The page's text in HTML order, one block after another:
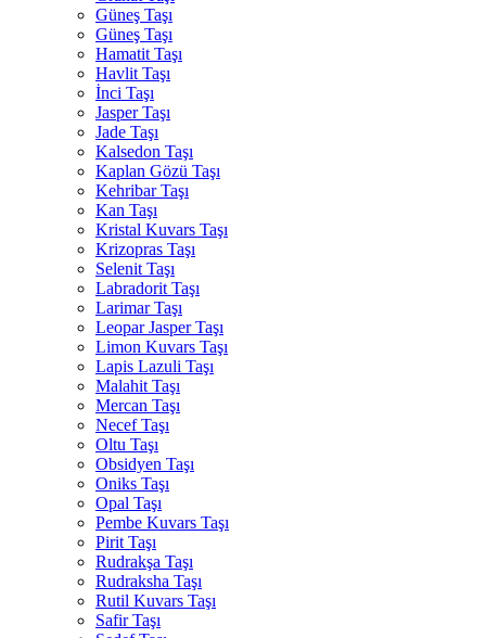
Güneş Taşı
Güneş Taşı
Hamatit Taşı
Havlit Taşı
İnci Taşı
Jasper Taşı
Jade Taşı
Kalsedon Taşı
Kaplan Gözü Taşı
Kehribar Taşı
Kan Taşı
Kristal Kuvars Taşı
Krizopras Taşı
Selenit Taşı
Labradorit Taşı
Larimar Taşı
Leopar Jasper Taşı
Limon Kuvars Taşı
Lapis Lazuli Taşı
Malahit Taşı
Mercan Taşı
Necef Taşı
Oltu Taşı
Obsidyen Taşı
Oniks Taşı
Opal Taşı
Pembe Kuvars Taşı
Pirit Taşı
Rudrakşa Taşı
Rudraksha Taşı
Rutil Kuvars Taşı
Safir Taşı